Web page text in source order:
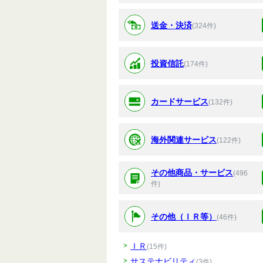
送金・決済(324件)
投資信託(174件)
カードサービス(132件)
海外関連サービス(122件)
その他商品・サービス(496
件)
その他（ＩＲ等） (46件)
ＩＲ (15件)